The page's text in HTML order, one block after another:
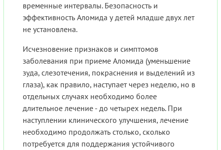
временные интервалы. Безопасность и
эффективность Аломида у детей младше двух лет
не установлена.
Исчезновение признаков и симптомов
заболевания при приеме Аломида (уменьшение
зуда, слезотечения, покраснения и выделений из
глаза), как правило, наступает через неделю, но в
отдельных случаях необходимо более
длительное лечение - до четырех недель. При
наступлении клинического улучшения, лечение
необходимо продолжать столько, сколько
потребуется для поддержания устойчивого